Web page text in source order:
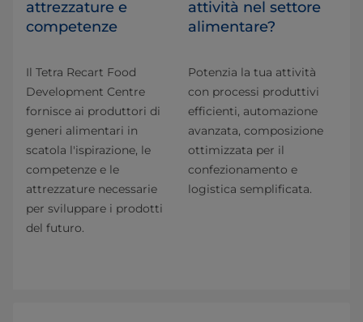
attrezzature e
competenze
Il Tetra Recart Food
Development Centre
fornisce ai produttori di
generi alimentari in
scatola l'ispirazione, le
competenze e le
attrezzature necessarie
per sviluppare i prodotti
del futuro.
attività nel settore
alimentare?
Potenzia la tua attività
con processi produttivi
efficienti, automazione
avanzata, composizione
ottimizzata per il
confezionamento e
logistica semplificata.